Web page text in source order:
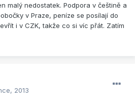
malý nedostatek. Podpora v češtině a
v Praze, peníze se posílají do
i v CZK, takže co si víc přát. Zatím
2013